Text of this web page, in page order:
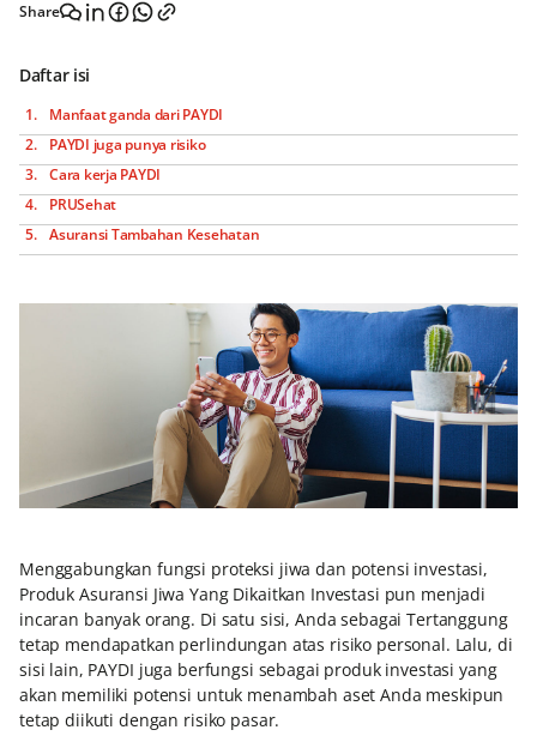
Share
Daftar isi
Manfaat ganda dari PAYDI
PAYDI juga punya risiko
Cara kerja PAYDI
PRUSehat
Asuransi Tambahan Kesehatan
Menggabungkan fungsi proteksi jiwa dan potensi investasi,
Produk Asuransi Jiwa Yang Dikaitkan Investasi pun menjadi
incaran banyak orang. Di satu sisi, Anda sebagai Tertanggung
tetap mendapatkan perlindungan atas risiko personal. Lalu, di
sisi lain, PAYDI juga berfungsi sebagai produk investasi yang
akan memiliki potensi untuk menambah aset Anda meskipun
tetap diikuti dengan risiko pasar.